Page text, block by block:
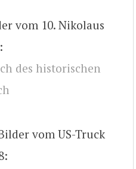
vom 10. Nikolaus
des historischen
vom US-Truck